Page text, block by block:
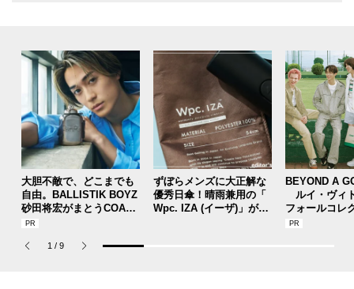
大胆不敵で、どこまでも
自由。BALLISTIK BOYZ
砂田将宏がまとうCOACH
の新作フレグランス「コ
パルファム」
ずぼらメンズに大正解な
優秀日傘！晴雨兼用の「
Wpc. IZA (イーザ)」があ
BEYOND A
ルイ・ヴィ
フォールコレ
描くプレッピ
1 / 9